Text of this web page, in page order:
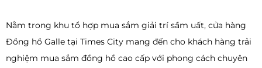
Nằm trong khu tổ hợp mua sắm giải trí sầm uất, cửa hàng
Đồng hồ Galle tại Times City mang đến cho khách hàng trải
nghiệm mua sắm đồng hồ cao cấp với phong cách chuyên